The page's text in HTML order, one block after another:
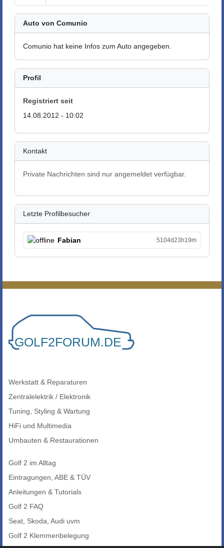
Auto von Comunio
Comunio hat keine Infos zum Auto angegeben.
Profil
Registriert seit
14.08.2012 - 10:02
Kontakt
Private Nachrichten sind nur angemeldet verfügbar.
Letzte Profilbesucher
Fabian 5104d23h19m
Werkstatt & Reparaturen
Zentralelektrik / Elektronik
Tuning, Styling & Wartung
HiFi und Multimedia
Umbauten & Restaurationen
Golf 2 im Alltag
Eintragungen, ABE & TÜV
Anleitungen & Tutorials
Golf 2 FAQ
Seat, Skoda, Audi uvm
Golf 2 Klemmenbelegung